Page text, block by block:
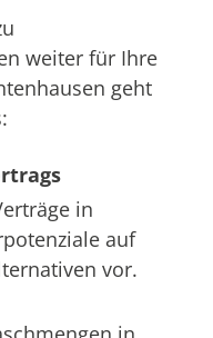
weiter für Ihre
geht
in
auf
vor.